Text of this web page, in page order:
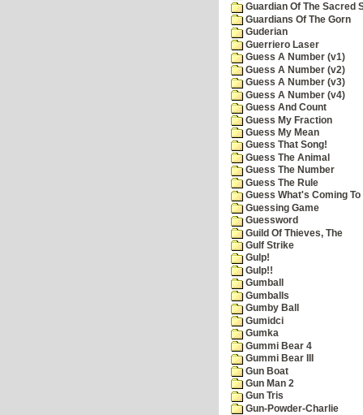
Guardian Of The Sacred
Guardians Of The Gorn
Guderian
Guerriero Laser
Guess A Number (v1)
Guess A Number (v2)
Guess A Number (v3)
Guess A Number (v4)
Guess And Count
Guess My Fraction
Guess My Mean
Guess That Song!
Guess The Animal
Guess The Number
Guess The Rule
Guess What's Coming To
Guessing Game
Guessword
Guild Of Thieves, The
Gulf Strike
Gulp!
Gulp!!
Gumball
Gumballs
Gumby Ball
Gumidci
Gumka
Gummi Bear 4
Gummi Bear III
Gun Boat
Gun Man 2
Gun Tris
Gun-Powder-Charlie